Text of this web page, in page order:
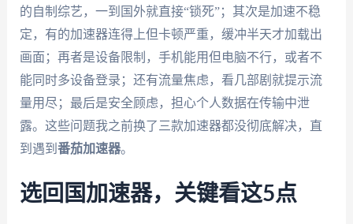
的自制综艺，一到国外就直接“锁死”；其次是加速不稳
定，有的加速器连得上但卡顿严重，缓冲半天才加载出
画面；再者是设备限制，手机能用但电脑不行，或者不
能同时多设备登录；还有流量焦虑，看几部剧就提示流
量用尽；最后是安全顾虑，担心个人数据在传输中泄
露。这些问题我之前换了三款加速器都没彻底解决，直
到遇到 番茄加速器。
选回国加速器，关键看这5点